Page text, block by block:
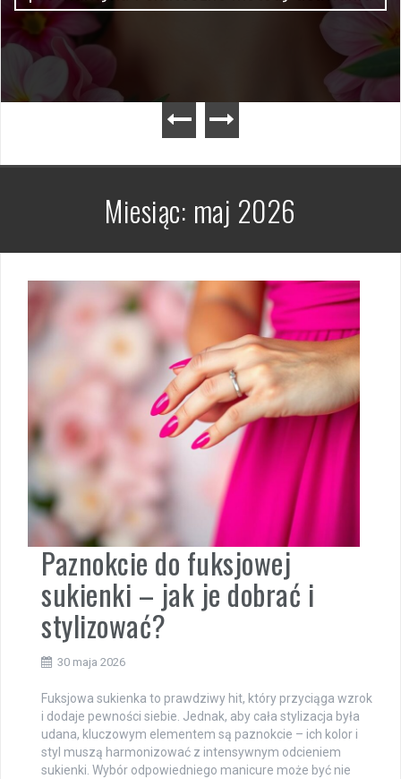
Miesiąc: maj 2026
Paznokcie do fuksjowej
sukienki – jak je dobrać i
stylizować?
30 maja 2026
Fuksjowa sukienka to prawdziwy hit, który przyciąga wzrok
i dodaje pewności siebie. Jednak, aby cała stylizacja była
udana, kluczowym elementem są paznokcie – ich kolor i
styl muszą harmonizować z intensywnym odcieniem
sukienki. Wybór odpowiedniego manicure może być nie